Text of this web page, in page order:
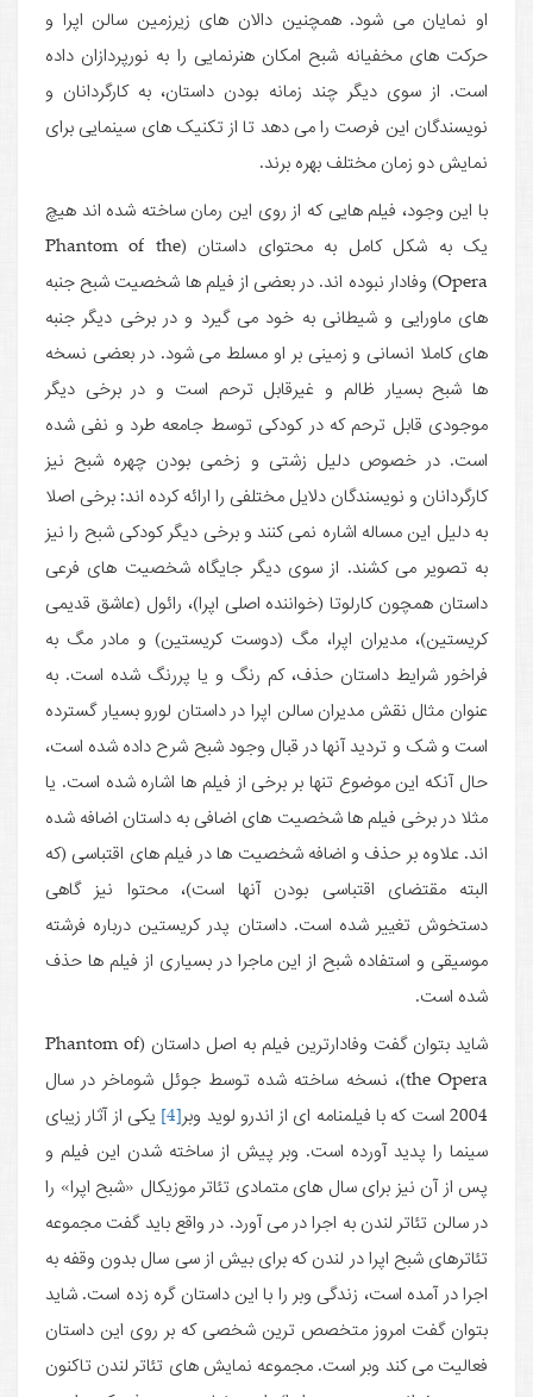
او نمایان می شود. همچنین دالان های زیرزمین سالن اپرا و
حرکت های مخفیانه شبح امکان هنرنمایی را به نورپردازان داده
است. از سوی دیگر چند زمانه بودن داستان، به کارگردانان و
نویسندگان این فرصت را می دهد تا از تکنیک های سینمایی برای
نمایش دو زمان مختلف بهره برند.
با این وجود، فیلم هایی که از روی این رمان ساخته شده اند هیچ
یک به شکل کامل به محتوای داستان (Phantom of the
Opera) وفادار نبوده اند. در بعضی از فیلم ها شخصیت شبح جنبه
های ماورایی و شیطانی به خود می گیرد و در برخی دیگر جنبه
های کاملا انسانی و زمینی بر او مسلط می شود. در بعضی نسخه
ها شبح بسیار ظالم و غیرقابل ترحم است و در برخی دیگر
موجودی قابل ترحم که در کودکی توسط جامعه طرد و نفی شده
است. در خصوص دلیل زشتی و زخمی بودن چهره شبح نیز
کارگردانان و نویسندگان دلایل مختلفی را ارائه کرده اند: برخی اصلا
به دلیل این مساله اشاره نمی کنند و برخی دیگر کودکی شبح را نیز
به تصویر می کشند. از سوی دیگر جایگاه شخصیت های فرعی
داستان همچون کارلوتا (خواننده اصلی اپرا)، رائول (عاشق قدیمی
کریستین)، مدیران اپرا، مگ (دوست کریستین) و مادر مگ به
فراخور شرایط داستان حذف، کم رنگ و یا پررنگ شده است. به
عنوان مثال نقش مدیران سالن اپرا در داستان لورو بسیار گسترده
است و شک و تردید آنها در قبال وجود شبح شرح داده شده است،
حال آنکه این موضوع تنها بر برخی از فیلم ها اشاره شده است. یا
مثلا در برخی فیلم ها شخصیت های اضافی به داستان اضافه شده
اند. علاوه بر حذف و اضافه شخصیت ها در فیلم های اقتباسی (که
البته مقتضای اقتباسی بودن آنها است)، محتوا نیز گاهی
دستخوش تغییر شده است. داستان پدر کریستین درباره فرشته
موسیقی و استفاده شبح از این ماجرا در بسیاری از فیلم ها حذف
شده است.
شاید بتوان گفت وفادارترین فیلم به اصل داستان (Phantom of
the Opera)، نسخه ساخته شده توسط جوئل شوماخر در سال
2004 است که با فیلمنامه ای از اندرو لوید وبر
[4]
یکی از آثار زیبای
سینما را پدید آورده است. وبر پیش از ساخته شدن این فیلم و
پس از آن نیز برای سال های متمادی تئاتر موزیکال «شبح اپرا» را
در سالن تئاتر لندن به اجرا در می آورد. در واقع باید گفت مجموعه
تئاترهای شبح اپرا در لندن که برای بیش از سی سال بدون وقفه به
اجرا در آمده است، زندگی وبر را با این داستان گره زده است. شاید
بتوان گفت امروز متخصص ترین شخصی که بر روی این داستان
فعالیت می کند وبر است. مجموعه نمایش های تئاتر لندن تاکنون